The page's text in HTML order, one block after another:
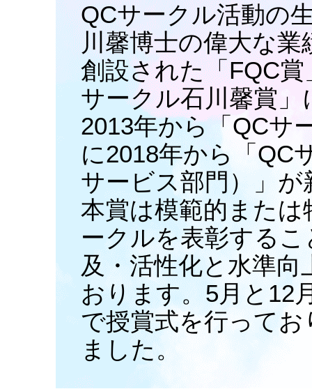
QCサークル活動の
川馨博士の偉大な
創設された「FQC
サークル石川馨賞
2013年から「QCサ
に2018年から「QC
サービス部門）」
本賞は模範的また
ークルを表彰する
及・活性化と水準
おります。5月と12
で授賞式を行って
ました。